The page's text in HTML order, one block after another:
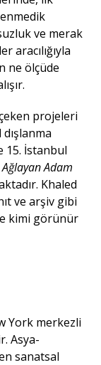
ve merak
aracılığıyla
ne ölçüde
projeleri
15. İstanbul
Adam
Khaled
ve arşiv gibi
kimi görünür
York merkezli
Asya-
sanatsal